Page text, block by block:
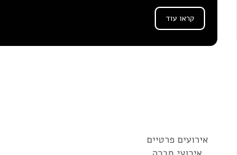
קראו עוד
אירועים פרטיים